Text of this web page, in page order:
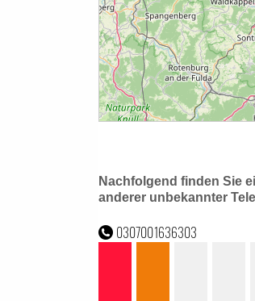
Nachfolgend finden Sie
anderer unbekannter